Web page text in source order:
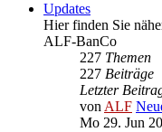
Updates
Hier finden Sie
ALF-BanCo
227 Themen
227 Beiträge
Letzter
vonALF
Mo 29. Jun